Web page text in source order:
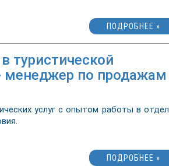
ПОДРОБНЕЕ »
туристической
менеджер по продажам
услуг с опытом работы в отдел
ПОДРОБНЕЕ »